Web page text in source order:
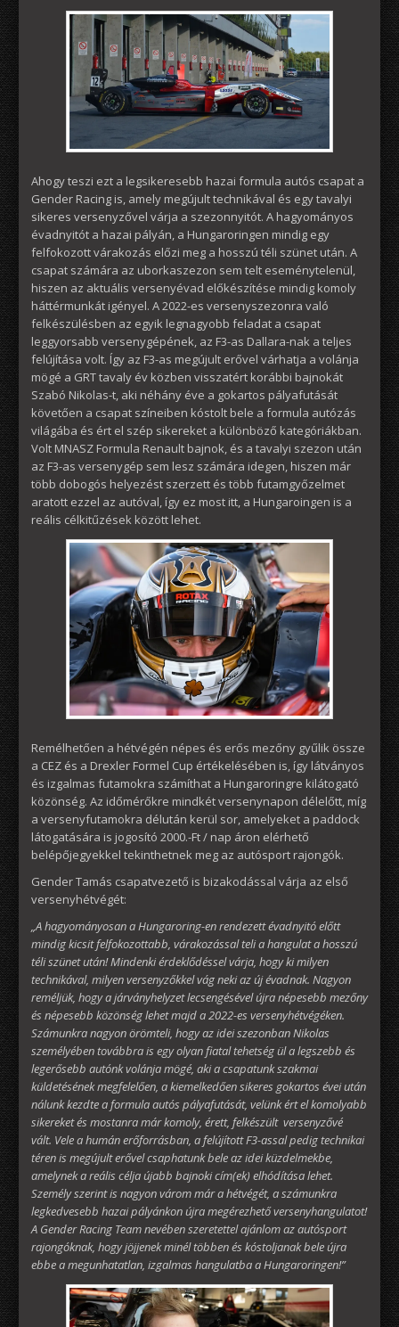
Ahogy teszi ezt a legsikeresebb hazai formula autós csapat a
Gender Racing is, amely megújult technikával és egy tavalyi
sikeres versenyzővel várja a szezonnyitót. A hagyományos
évadnyitót a hazai pályán, a Hungaroringen mindig egy
felfokozott várakozás előzi meg a hosszú téli szünet után. A
csapat számára az uborkaszezon sem telt eseménytelenül,
hiszen az aktuális versenyévad előkészítése mindig komoly
háttérmunkát igényel. A 2022-es versenyszezonra való
felkészülésben az egyik legnagyobb feladat a csapat
leggyorsabb versenygépének, az F3-as Dallara-nak a teljes
felújítása volt. Így az F3-as megújult erővel várhatja a volánja
mögé a GRT tavaly év közben visszatért korábbi bajnokát
Szabó Nikolas-t, aki néhány éve a gokartos pályafutását
követően a csapat színeiben kóstolt bele a formula autózás
világába és ért el szép sikereket a különböző kategóriákban.
Volt MNASZ Formula Renault bajnok, és a tavalyi szezon után
az F3-as versenygép sem lesz számára idegen, hiszen már
több dobogós helyezést szerzett és több futamgyőzelmet
aratott ezzel az autóval, így ez most itt, a Hungaroingen is a
reális célkitűzések között lehet.
Remélhetően a hétvégén népes és erős mezőny gyűlik össze
a CEZ és a Drexler Formel Cup értékelésében is, így látványos
és izgalmas futamokra számíthat a Hungaroringre kilátogató
közönség. Az időmérőkre mindkét versenynapon délelőtt, míg
a versenyfutamokra délután kerül sor, amelyeket a paddock
látogatására is jogosító 2000.-Ft / nap áron elérhető
belépőjegyekkel tekinthetnek meg az autósport rajongók.
Gender Tamás csapatvezető is bizakodással várja az első
versenyhétvégét:
„A hagyományosan a Hungaroring-en rendezett évadnyitó előtt
mindig kicsit felfokozottabb, várakozással teli a hangulat a hosszú
téli szünet után! Mindenki érdeklődéssel várja, hogy ki milyen
technikával, milyen versenyzőkkel vág neki az új évadnak. Nagyon
reméljük, hogy a járványhelyzet lecsengésével újra népesebb mezőny
és népesebb közönség lehet majd a 2022-es versenyhétvégéken.
Számunkra nagyon örömteli, hogy az idei szezonban Nikolas
személyében továbbra is egy olyan fiatal tehetség ül a legszebb és
legerősebb autónk volánja mögé, aki a csapatunk szakmai
küldetésének megfelelően, a kiemelkedően sikeres gokartos évei után
nálunk kezdte a formula autós pályafutását, velünk ért el komolyabb
sikereket és mostanra már komoly, érett, felkészült versenyzővé
vált. Vele a humán erőforrásban, a felújított F3-assal pedig technikai
téren is megújult erővel csaphatunk bele az idei küzdelmekbe,
amelynek a reális célja újabb bajnoki cím(ek) elhódítása lehet.
Személy szerint is nagyon várom már a hétvégét, a számunkra
legkedvesebb hazai pályánkon újra megérezhető versenyhangulatot!
A Gender Racing Team nevében szeretettel ajánlom az autósport
rajongóknak, hogy jöjjenek minél többen és kóstoljanak bele újra
ebbe a megunhatatlan, izgalmas hangulatba a Hungaroringen!”